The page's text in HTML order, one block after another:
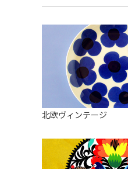
スープカップ
そば猪口・フリーカップ
ココット
薬味入れ
ミキシングボウル
すべて見る
オーナメント
クリーマー
バス・洗面用品
家具小物
小物入れ
アロマポット
バスケット
ペンダントトップ
すべて見る
北欧ヴィンテージ